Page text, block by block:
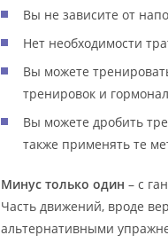
Вы не зависите от
Нет необходимости
Вы можете
тренировок и
Вы можете дробить
также применять те
Минус только один – с
Часть движений, вроде
альтернативными